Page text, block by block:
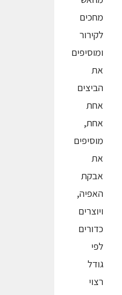
מחכים
לקירור
ומוסיפים
את
הביצים
אחת
אחת,
מוסיפים
את
אבקת
האפיה,
ויוצרים
כדורים
לפי
גודל
רצוי